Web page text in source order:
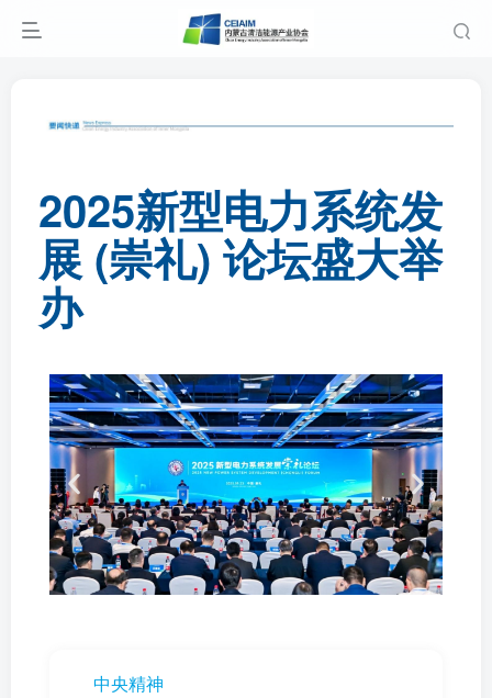
2025新型电力系统发
展 (崇礼) 论坛盛大举
办
中央精神